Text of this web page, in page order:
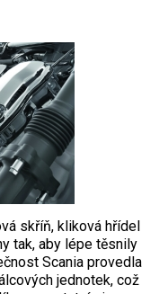
skříň, kliková hřídel
tak, aby lépe těsnily
Scania provedla
jednotek, což